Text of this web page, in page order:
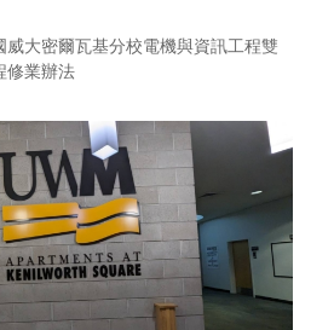
威大密爾瓦基分校電機與資訊工程雙
修業辦法